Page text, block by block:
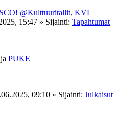
@Kulttuuritallit, KVL
15:47 » Sijainti: Tapahtumat
PUKE
09:10 » Sijainti: Julkaisut